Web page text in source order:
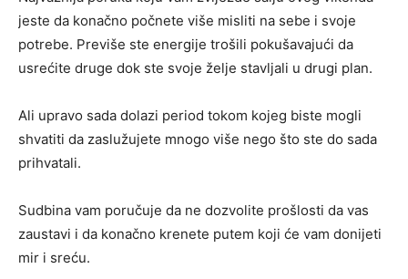
jeste da konačno počnete više misliti na sebe i svoje
potrebe. Previše ste energije trošili pokušavajući da
usrećite druge dok ste svoje želje stavljali u drugi plan.
Ali upravo sada dolazi period tokom kojeg biste mogli
shvatiti da zaslužujete mnogo više nego što ste do sada
prihvatali.
Sudbina vam poručuje da ne dozvolite prošlosti da vas
zaustavi i da konačno krenete putem koji će vam donijeti
mir i sreću.